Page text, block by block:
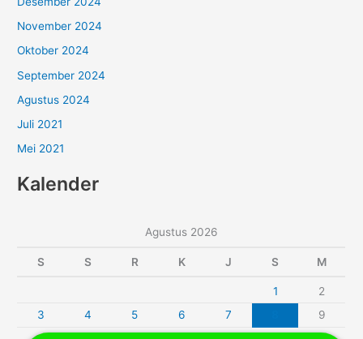
November 2024
Oktober 2024
September 2024
Agustus 2024
Juli 2021
Mei 2021
Kalender
Agustus 2026
S S R K J S M
1
2
3
4 5 6 7
9